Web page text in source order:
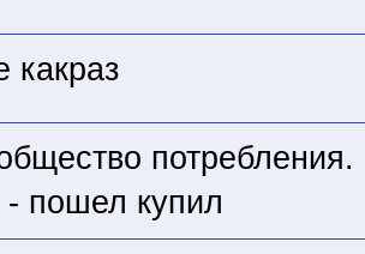
какраз
- пошел купил